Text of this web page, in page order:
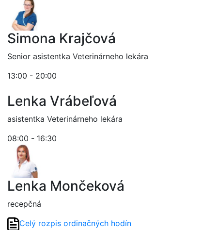
Simona Krajčová
Senior asistentka Veterinárneho lekára
13:00 - 20:00
Lenka Vrábeľová
asistentka Veterinárneho lekára
08:00 - 16:30
Lenka Mončeková
recepčná
Celý rozpis ordinačných hodín